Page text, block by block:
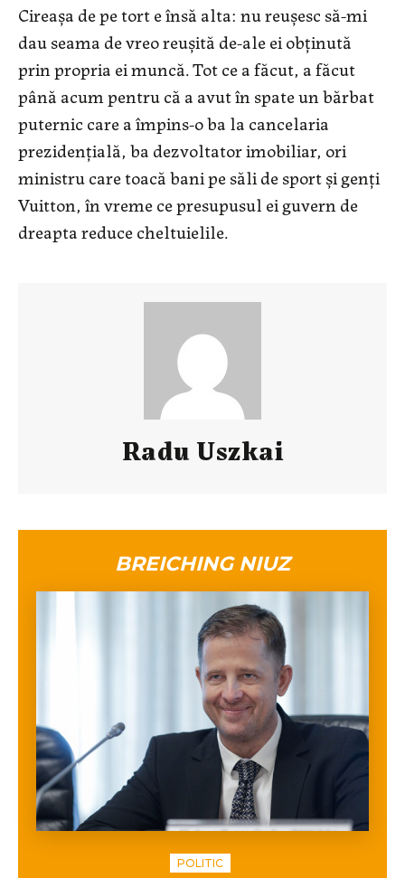
Cireașa de pe tort e însă alta: nu reușesc să-mi
dau seama de vreo reușită de-ale ei obținută
prin propria ei muncă. Tot ce a făcut, a făcut
până acum pentru că a avut în spate un bărbat
puternic care a împins-o ba la cancelaria
prezidențială, ba dezvoltator imobiliar, ori
ministru care toacă bani pe săli de sport și genți
Vuitton, în vreme ce presupusul ei guvern de
dreapta reduce cheltuielile.
Radu Uszkai
BREICHING NIUZ
POLITIC